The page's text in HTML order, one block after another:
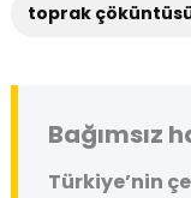
toprak
Bağımsız
Türkiye’nin